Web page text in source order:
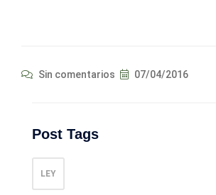
Sin comentarios 07/04/2016
Post Tags
LEY